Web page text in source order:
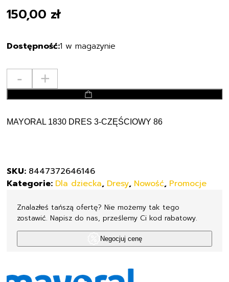
150,00 zł
1 w magazynie
-
ilość
MAYORAL
3-
+
dodaj do koszyka
MAYORAL 1830 DRES 3-CZĘŚCIOWY 86
SKU: 8447372646146
Kategorie: Dla dziecka Dresy Nowość Promocje
Znalazłeś tańszą ofertę? Nie możemy tak tego
zostawić. Napisz do nas, prześlemy Ci kod rabatowy.
Negocjuj cenę